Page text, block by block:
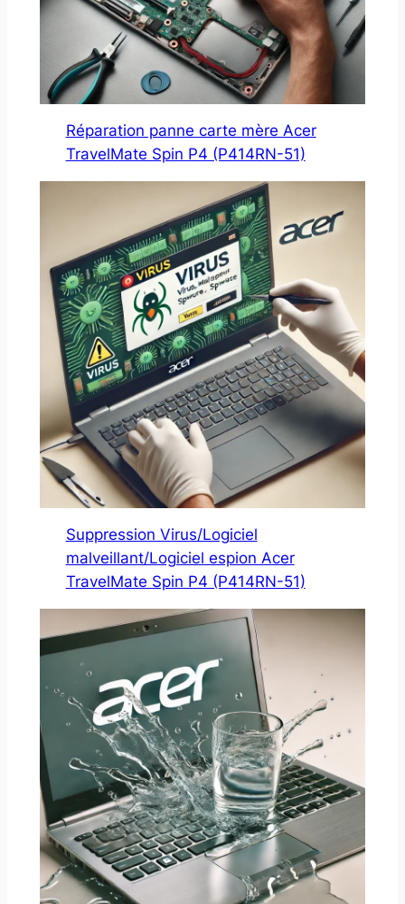
Réparation panne carte mère Acer
TravelMate Spin P4 (P414RN-51)
Suppression Virus/Logiciel
malveillant/Logiciel espion Acer
TravelMate Spin P4 (P414RN-51)